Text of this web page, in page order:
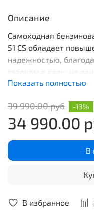
В избранное
Описание
Самоходная
51 CS обладает
надежностью,
газоном в саду, на
Одной из главных
обеспечивающий
эффективность во
Показать полностью
39 990.00 руб
34 990.00
-13%
В